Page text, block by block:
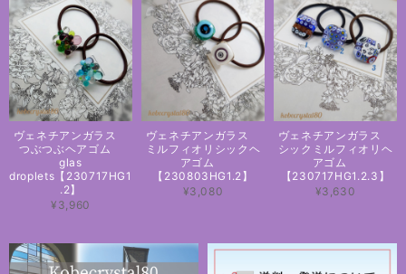
ヴェネチアンガラス
つぶつぶヘアゴム
glas
droplets【230717HG1
.2】
¥3,960
ヴェネチアンガラス
ミルフィオリシックヘ
アゴム
【230803HG1.2】
¥3,080
ヴェネチアンガラス
シックミルフィオリヘ
アゴム
【230717HG1.2.3】
¥3,630